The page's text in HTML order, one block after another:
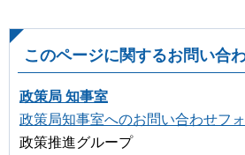
このページに関するお問い合
政策局 知事室
政策局知事室へのお問い合わせフ
政策推進グループ